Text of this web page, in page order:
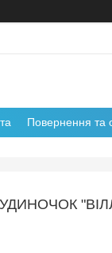
Повернення та